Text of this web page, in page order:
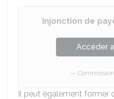
Injonction de
Accéder
Il peut également former